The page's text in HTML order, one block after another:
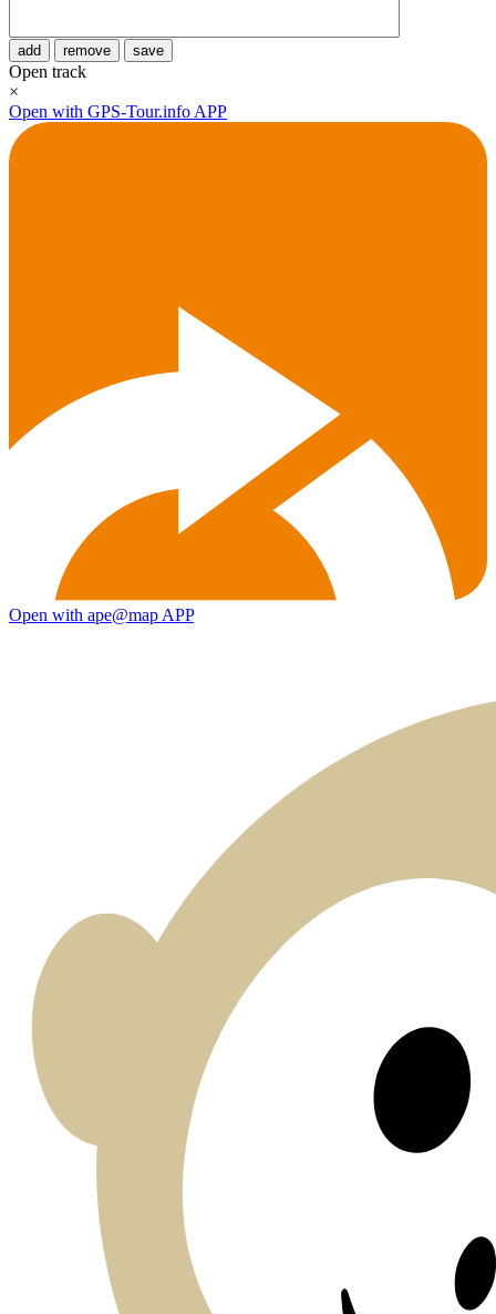
add remove save
Open track
×
Open with GPS-Tour.info APP
Open with ape@map APP